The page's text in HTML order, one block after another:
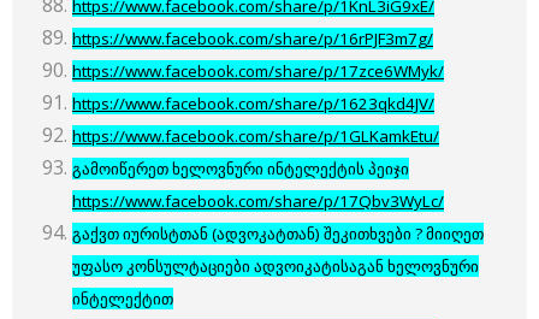
https://www.facebook.com/share/p/1KnL3iG9xE/
https://www.facebook.com/share/p/16rPJF3m7g/
https://www.facebook.com/share/p/17zce6WMyk/
https://www.facebook.com/share/p/1623qkd4JV/
https://www.facebook.com/share/p/1GLKamkEtu/
გამოიწერეთ ხელოვნური ინტელექტის პეიჯი
https://www.facebook.com/share/p/17Qbv3WyLc/
გაქვთ იურისტთან (ადვოკატთან) შეკითხვები ? მიიღეთ
უფასო კონსულტაციები ადვოიკატისაგან ხელოვნური
ინტელექტით